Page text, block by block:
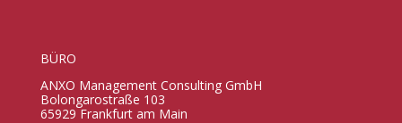
BÜRO
ANXO Management Consulting GmbH
Bolongarostraße 103
65929 Frankfurt am Main